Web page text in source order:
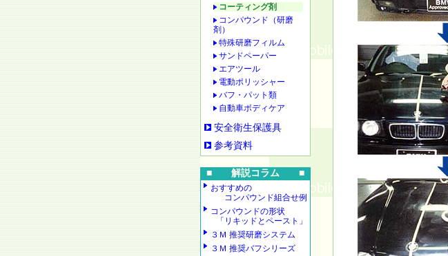
コーティング剤
コンパウンド（研磨
剤）
特殊研磨フィルム
サンドペーパー
エアツール
電動ポリッシャー
バフ・パット類
自動車ボディケア
安全衛生保護具
参考資料
■ 解説コラム ■
おすすめの
コンパウンド組合せ例
コンパウンドの形状
「リキッドとペースト」
３Ｍ 推奨研磨システム
３Ｍ 推奨バフシリーズ